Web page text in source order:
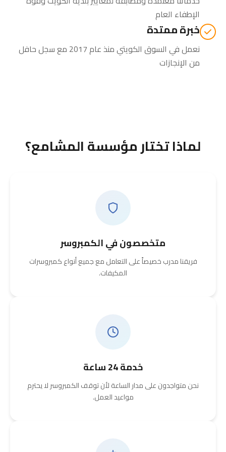
الإطفاء العام
خبرة ممتدة
نعمل في السوق الكويتي منذ عام 2017 مع سجل حافل
من الإنجازات
لماذا تختار مؤسسة المشامع؟
متخصصون في الكمبروسر
فريقنا مدرب خصيصاً على التعامل مع جميع أنواع كمبروسرات
المكيفات.
خدمة 24 ساعة
نحن متواجدون على مدار الساعة لأن توقف الكمبروسر لا يحترم
مواعيد العمل.